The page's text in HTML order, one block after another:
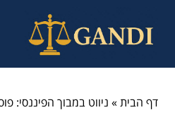
דף הבית» ניווט במבוך הפיננסי: